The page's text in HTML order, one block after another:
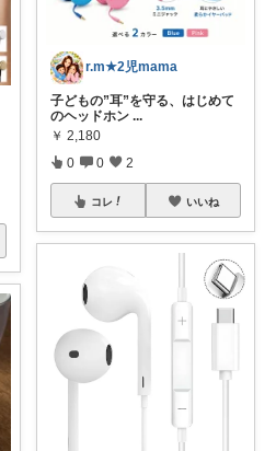
r.m★2児mama
子どもの”耳”を守る、はじめて
のヘッドホン ...
￥ 2,180
0 0 2
コレ いいね